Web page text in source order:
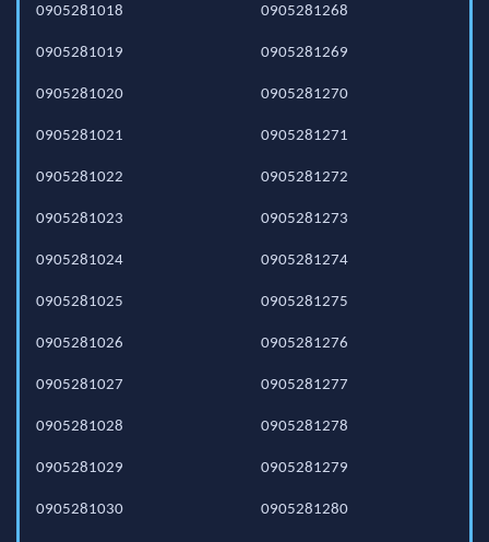
0905281018
0905281019
0905281020
0905281021
0905281022
0905281023
0905281024
0905281025
0905281026
0905281027
0905281028
0905281029
0905281030
0905281268
0905281269
0905281270
0905281271
0905281272
0905281273
0905281274
0905281275
0905281276
0905281277
0905281278
0905281279
0905281280